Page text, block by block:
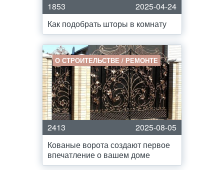
1853
2025-04-24
Как подобрать шторы в комнату
О СТРОИТЕЛЬСТВЕ / РЕМОНТЕ
2413
2025-08-05
Кованые ворота создают первое
впечатление о вашем доме